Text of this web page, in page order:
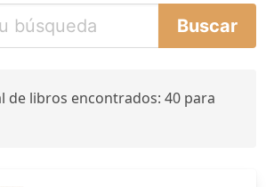
de libros encontrados: 40 para